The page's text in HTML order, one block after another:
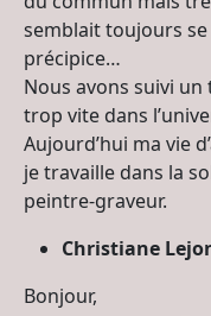
semblait toujours
précipice…
Nous avons suivi
trop vite dans
Aujourd’hui ma vie
je travaille dans la
peintre-graveur.
Christiane
Bonjour,